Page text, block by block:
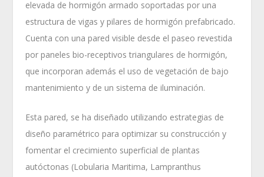
elevada de hormigón armado soportadas por una
estructura de vigas y pilares de hormigón prefabricado.
Cuenta con una pared visible desde el paseo revestida
por paneles bio-receptivos triangulares de hormigón,
que incorporan además el uso de vegetación de bajo
mantenimiento y de un sistema de iluminación.
Esta pared, se ha diseñado utilizando estrategias de
diseño paramétrico para optimizar su construcción y
fomentar el crecimiento superficial de plantas
autóctonas (Lobularia Maritima, Lampranthus